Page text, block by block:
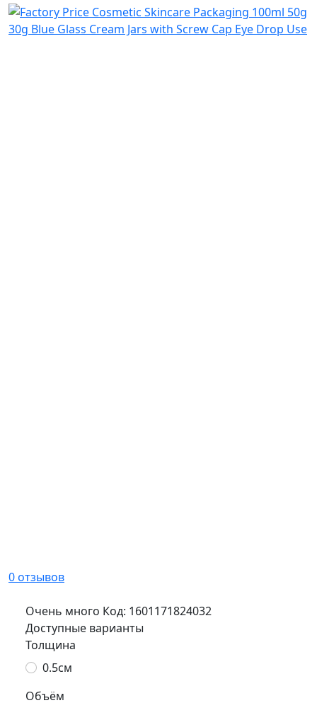
0 отзывов
Очень много Код: 1601171824032
Доступные варианты
Толщина
0.5см
Объём